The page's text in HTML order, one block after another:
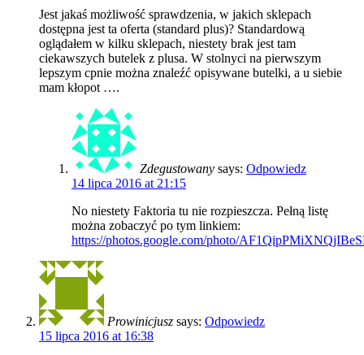
Jest jakaś możliwość sprawdzenia, w jakich sklepach
dostępna jest ta oferta (standard plus)? Standardową
oglądałem w kilku sklepach, niestety brak jest tam
ciekawszych butelek z plusa. W stolnyci na pierwszym
lepszym cpnie można znaleźć opisywane butelki, a u siebie
mam kłopot ….
Zdegustowany says: Odpowiedz
14 lipca 2016 at 21:15
No niestety Faktoria tu nie rozpieszcza. Pełną listę
można zobaczyć po tym linkiem:
https://photos.google.com/photo/
Prowinicjusz says: Odpowiedz
15 lipca 2016 at 16:38